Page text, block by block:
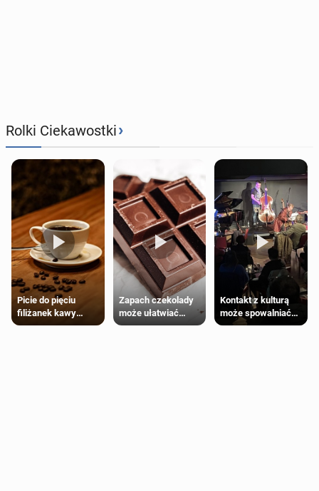
Rolki Ciekawostki›
Picie do pięciu
filiżanek kawy
dziennie jest
Zapach czekolady
może ułatwiać
trening siłowy
Kontakt z kulturą
może spowalniać
starzenie